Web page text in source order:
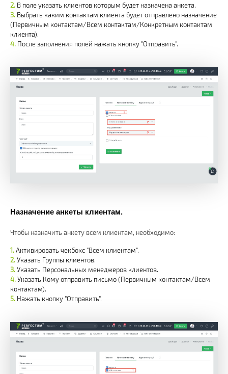
В поле указать клиентов которым будет назначена анкета.
Выбрать каким контактам клиента будет отправлено назначение
(Первичным контактам/Всем контактам/Конкретным контактам
клиента).
После заполнения полей нажать кнопку "Отправить".
Назначение анкеты клиентам.
Чтобы назначить анкету всем клиентам, необходимо:
Активировать чекбокс "Всем клиентам".
Указать Группы клиентов.
Указать Персональных менеджеров клиентов.
Указать Кому отправить письмо (Первичным контактам/Всем
контактам).
Нажать кнопку "Отправить".